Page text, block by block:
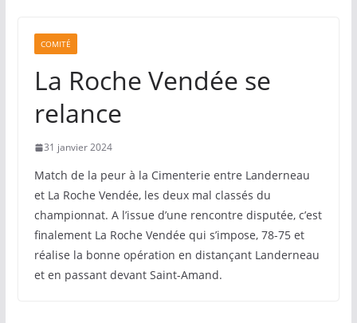
COMITÉ
La Roche Vendée se
relance
31 janvier 2024
Match de la peur à la Cimenterie entre Landerneau
et La Roche Vendée, les deux mal classés du
championnat. A l’issue d’une rencontre disputée, c’est
finalement La Roche Vendée qui s’impose, 78-75 et
réalise la bonne opération en distançant Landerneau
et en passant devant Saint-Amand.